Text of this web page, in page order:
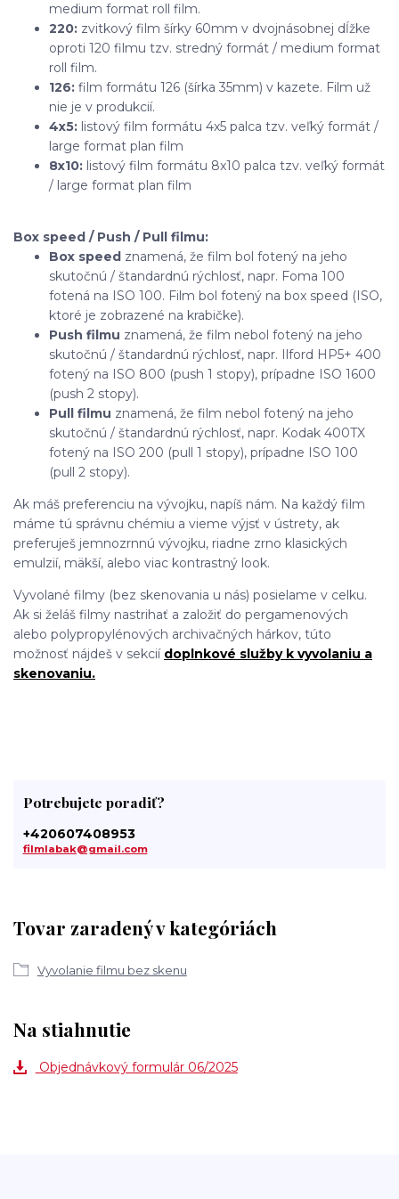
medium format roll film.
220: zvitkový film šírky 60mm v dvojnásobnej dĺžke
oproti 120 filmu tzv. stredný formát / medium format
roll film.
126: film formátu 126 (šírka 35mm) v kazete. Film už
nie je v produkcií.
4x5: listový film formátu 4x5 palca tzv. veľký formát /
large format plan film
8x10: listový film formátu 8x10 palca tzv. veľký formát
/ large format plan film
Box speed / Push / Pull filmu:
Box speed znamená, že film bol fotený na jeho
skutočnú / štandardnú rýchlosť, napr. Foma 100
fotená na ISO 100. Film bol fotený na box speed (ISO,
ktoré je zobrazené na krabičke).
Push filmu znamená, že film nebol fotený na jeho
skutočnú / štandardnú rýchlosť, napr. Ilford HP5+ 400
fotený na ISO 800 (push 1 stopy), prípadne ISO 1600
(push 2 stopy).
Pull filmu znamená, že film nebol fotený na jeho
skutočnú / štandardnú rýchlosť, napr. Kodak 400TX
fotený na ISO 200 (pull 1 stopy), prípadne ISO 100
(pull 2 stopy).
Ak máš preferenciu na vývojku, napíš nám. Na každý film
máme tú správnu chémiu a vieme výjsť v ústrety, ak
preferuješ jemnozrnnú vývojku, riadne zrno klasických
emulzií, mäkší, alebo viac kontrastný look.
Vyvolané filmy (bez skenovania u nás) posielame v celku.
Ak si želáš filmy nastrihať a založiť do pergamenových
alebo polypropylénových archivačných hárkov, túto
možnosť nájdeš v sekcií doplnkové služby k vyvolaniu a
skenovaniu.
Tovar zaradený v kategóriách
Vyvolanie filmu bez skenu
Potrebujete poradiť?
+420607408953
filmlabak@gmail.com
Na stiahnutie
Objednávkový formulár 06/2025